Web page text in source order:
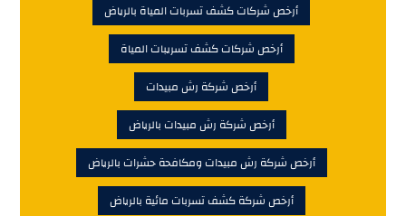
أرخص شركات كشف تسربات المياة بالرياض
أرخص شركات كشف تسريبات المياة
أرخص شركة رش مبيدات
أرخص شركة رش مبيدات بالرياض
أرخص شركة رش مبيدات ومكافحة حشرات بالرياض
أرخص شركة كشف تسربات مائية بالرياض